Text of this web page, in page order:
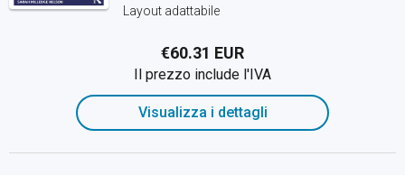
Layout adattabile
€60.31 EUR
Il prezzo include l'IVA
Visualizza i dettagli